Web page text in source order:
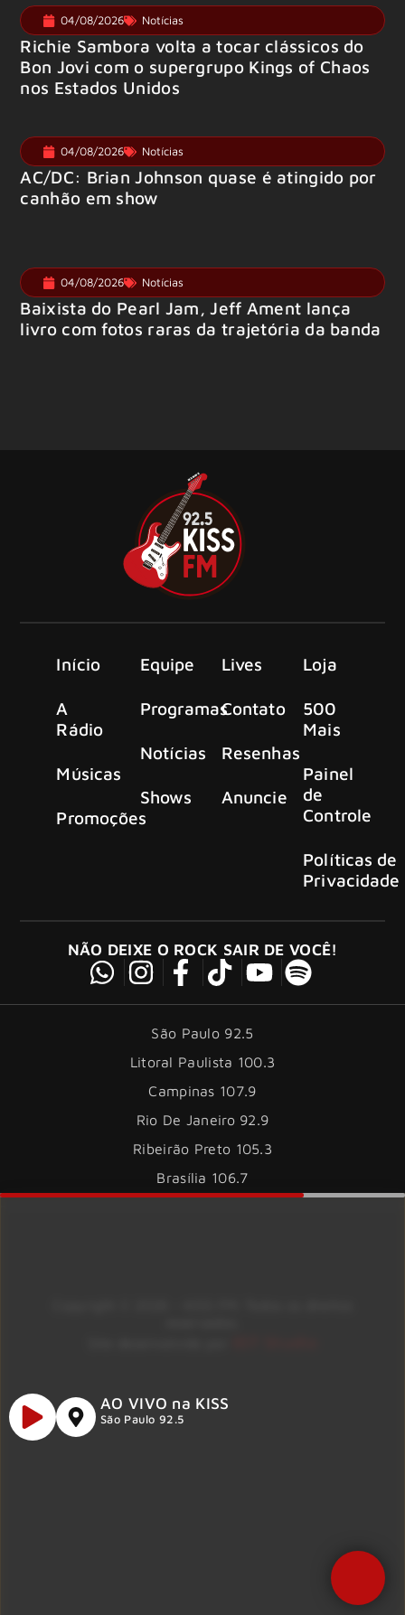
04/08/2026 Notícias
Richie Sambora volta a tocar clássicos do
Bon Jovi com o supergrupo Kings of Chaos
nos Estados Unidos
04/08/2026 Notícias
AC/DC: Brian Johnson quase é atingido por
canhão em show
04/08/2026 Notícias
Baixista do Pearl Jam, Jeff Ament lança
livro com fotos raras da trajetória da banda
Início
A
Rádio
Músicas
Promoções
Equipe
Programas
Notícias
Shows
Lives
Contato
Resenhas
Anuncie
Loja
500
Mais
Painel
de
Controle
Políticas de
Privacidade
NÃO DEIXE O ROCK SAIR DE VOCÊ!
São Paulo 92.5
Litoral Paulista 100.3
Campinas 107.9
Rio De Janeiro 92.9
Ribeirão Preto 105.3
Brasília 106.7
AO VIVO na KISS
São Paulo 92.5